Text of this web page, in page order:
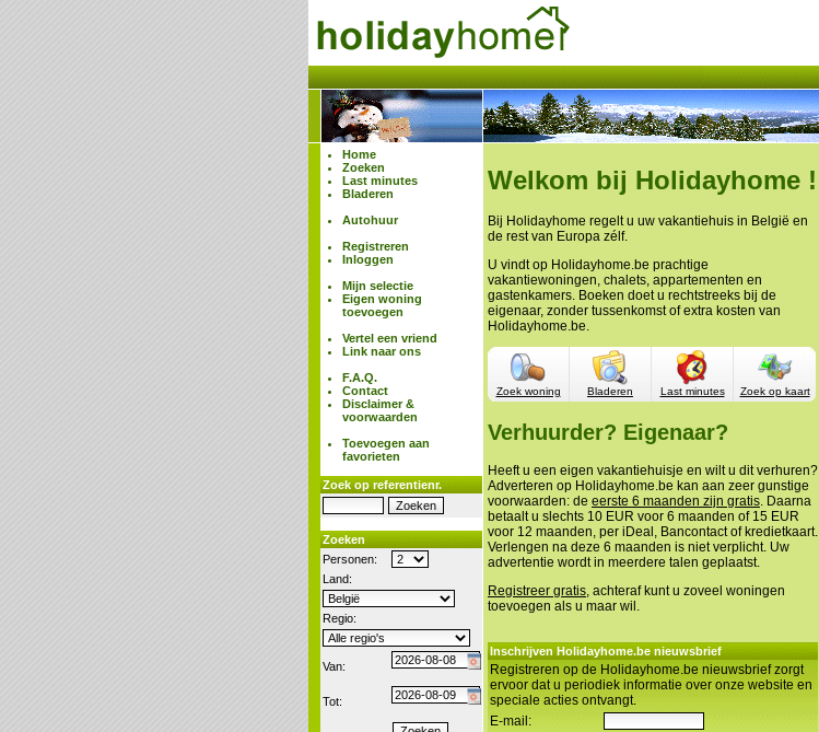
Home
Zoeken
Last minutes
Bladeren
Autohuur
Registreren
Inloggen
Mijn selectie
Eigen woning
toevoegen
Vertel een vriend
Link naar ons
F.A.Q.
Contact
Disclaimer &
voorwaarden
Toevoegen aan
favorieten
Zoek op referentienr.
Zoeken
Personen:
Land:
Regio:
Van:
Tot:
Welkom bij Holidayhome !
Bij Holidayhome regelt u uw vakantiehuis in België en
de rest van Europa zélf.
U vindt op Holidayhome.be prachtige
vakantiewoningen, chalets, appartementen en
gastenkamers. Boeken doet u rechtstreeks bij de
eigenaar, zonder tussenkomst of extra kosten van
Holidayhome.be.
Zoek woning Bladeren Last minutes Zoek op kaart
Verhuurder? Eigenaar?
Heeft u een eigen vakantiehuisje en wilt u dit verhuren?
Adverteren op Holidayhome.be kan aan zeer gunstige
voorwaarden: de eerste 6 maanden zijn gratis. Daarna
betaalt u slechts 10 EUR voor 6 maanden of 15 EUR
voor 12 maanden, per iDeal, Bancontact of kredietkaart.
Verlengen na deze 6 maanden is niet verplicht. Uw
advertentie wordt in meerdere talen geplaatst.
Registreer gratis, achteraf kunt u zoveel woningen
toevoegen als u maar wil.
Inschrijven Holidayhome.be nieuwsbrief
Registreren op de Holidayhome.be nieuwsbrief zorgt
ervoor dat u periodiek informatie over onze website en
speciale acties ontvangt.
E-mail: